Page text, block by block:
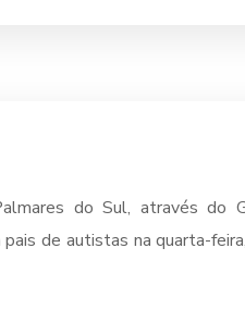
do Sul, através do
de autistas na quarta-